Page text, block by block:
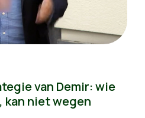
van Demir: wie
kan niet wegen